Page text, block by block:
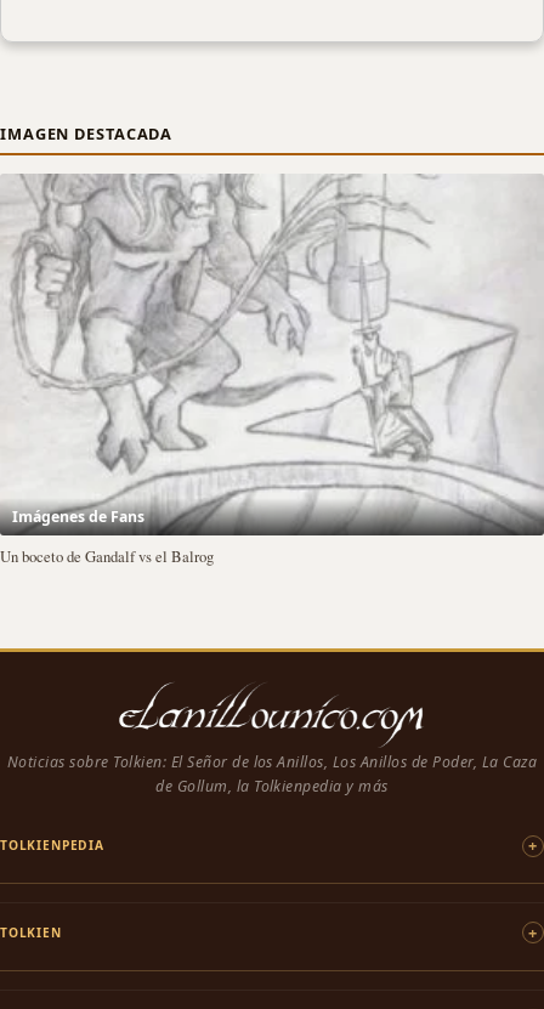
IMAGEN DESTACADA
Imágenes de Fans
Un boceto de Gandalf vs el Balrog
Noticias sobre Tolkien: El Señor de los Anillos, Los Anillos de Poder, La Caza
de Gollum, la Tolkienpedia y más
TOLKIENPEDIA
TOLKIEN